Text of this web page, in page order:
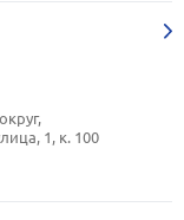
1, к. 100